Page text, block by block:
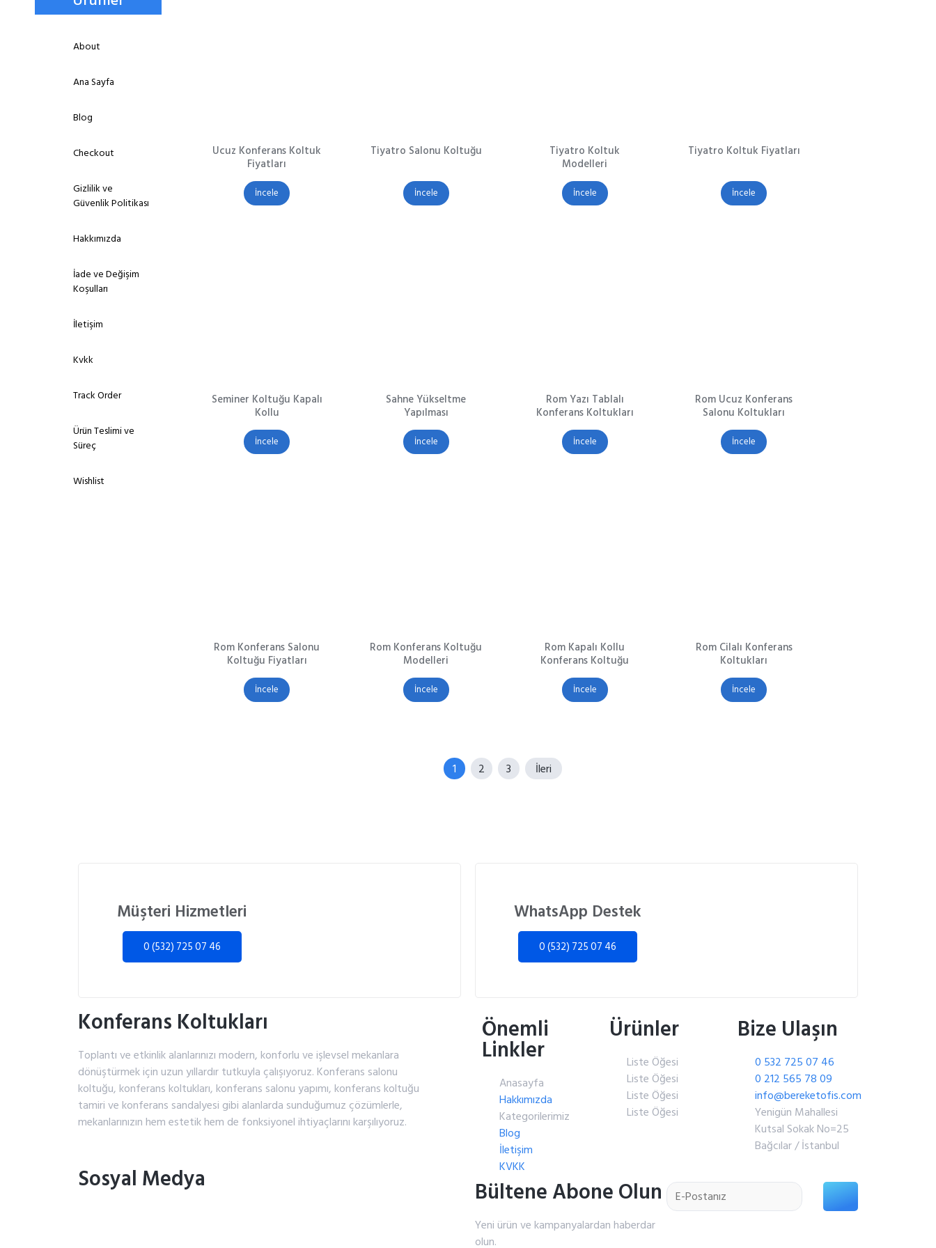
About
Ana Sayfa
Blog
Checkout
Gizlilik ve
Güvenlik Politikası
Hakkımızda
İade ve Değişim
Koşulları
İletişim
Kvkk
Track Order
Ürün Teslimi ve
Süreç
Wishlist
Ucuz Konferans Koltuk
Fiyatları
İncele
Tiyatro Salonu Koltuğu
İncele
Tiyatro Koltuk
Modelleri
İncele
Tiyatro Koltuk Fiyatları
İncele
Seminer Koltuğu Kapalı
Kollu
İncele
Sahne Yükseltme
Yapılması
İncele
Rom Yazı Tablalı
Konferans Koltukları
İncele
Rom Ucuz Konferans
Salonu Koltukları
İncele
Rom Konferans Salonu
Koltuğu Fiyatları
İncele
Rom Konferans Koltuğu
Modelleri
İncele
Rom Kapalı Kollu
Konferans Koltuğu
İncele
Rom Cilalı Konferans
Koltukları
İncele
1 2 3 İleri
Müşteri Hizmetleri
0 (532) 725 07 46
WhatsApp Destek
0 (532) 725 07 46
Konferans Koltukları
Toplantı ve etkinlik alanlarınızı modern, konforlu ve işlevsel mekanlara
dönüştürmek için uzun yıllardır tutkuyla çalışıyoruz. Konferans salonu
koltuğu, konferans koltukları, konferans salonu yapımı, konferans koltuğu
tamiri ve konferans sandalyesi gibi alanlarda sunduğumuz çözümlerle,
mekanlarınızın hem estetik hem de fonksiyonel ihtiyaçlarını karşılıyoruz.
Sosyal Medya
Önemli
Linkler
Anasayfa
Hakkımızda
Kategorilerimiz
Blog
İletişim
KVKK
Ürünler
Liste Öğesi
Liste Öğesi
Liste Öğesi
Liste Öğesi
Bize Ulaşın
0 532 725 07 46
0 212 565 78 09
info@bereketofis.com
Yenigün Mahallesi
Kutsal Sokak No=25
Bağcılar / İstanbul
Bültene Abone Olun
Yeni ürün ve kampanyalardan haberdar
olun.